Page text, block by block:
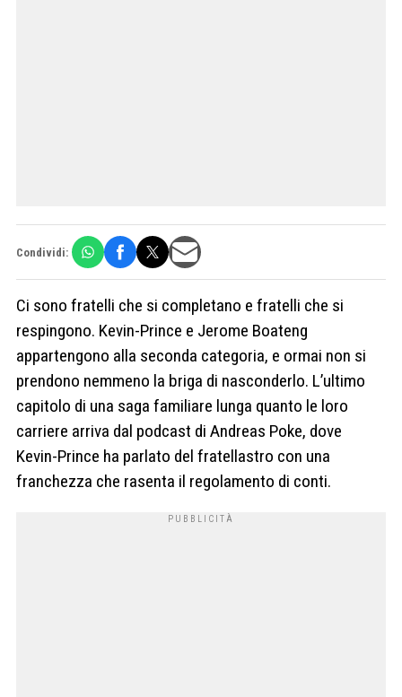
Condividi:
Ci sono fratelli che si completano e fratelli che si
respingono. Kevin-Prince e Jerome Boateng
appartengono alla seconda categoria, e ormai non si
prendono nemmeno la briga di nasconderlo. L’ultimo
capitolo di una saga familiare lunga quanto le loro
carriere arriva dal podcast di Andreas Poke, dove
Kevin-Prince ha parlato del fratellastro con una
franchezza che rasenta il regolamento di conti.